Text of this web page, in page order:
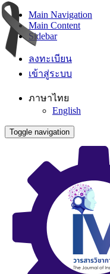
Main Navigation
Main Content
Sidebar
ลงทะเบียน
เข้าสู่ระบบ
ภาษาไทย
English
Toggle navigation